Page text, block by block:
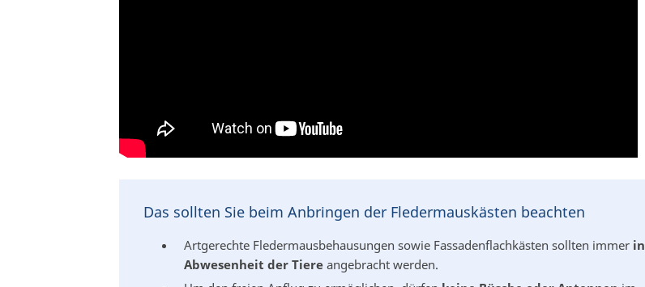
Das sollten Sie beim Anbringen der Fledermauskästen beachten
Artgerechte Fledermausbehausungen sowie Fassadenflachkästen sollten immer in
Abwesenheit der Tiere angebracht werden.